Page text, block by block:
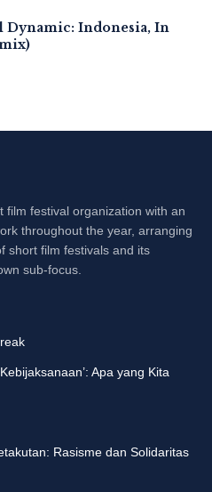
Dynamic: Indonesia, In
film festival organization with an
throughout the year, arranging
short film festivals and its
sub-focus.
Apa yang Kita
Rasisme dan Solidaritas